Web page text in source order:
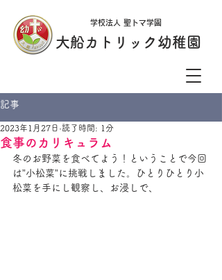
学校法人 聖トマ学園
大船カトリック幼稚園
記事
食事のカリキュラム
2023年1月27日 読了時間: 1分
冬のお野菜を食べてよう！ということで今回
は”小松菜”に挑戦しました。ひとりひとり小
松菜を手にし観察し、お浸しで、